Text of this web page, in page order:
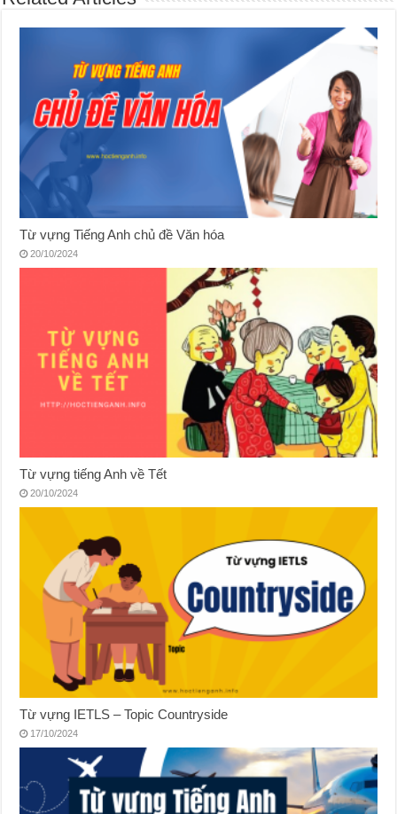
Từ vựng Tiếng Anh chủ đề Văn hóa
20/10/2024
Từ vựng tiếng Anh về Tết
20/10/2024
Từ vựng IETLS – Topic Countryside
17/10/2024